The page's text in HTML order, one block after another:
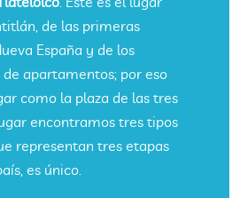
Tlatelolco. Este es el lugar
de las primeras
España y de los
apartamentos; por eso
como la plaza de las tres
encontramos tres tipos
representan tres etapas
es único.